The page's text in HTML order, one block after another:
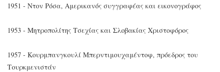
1951 - Ντον Ρόσα, Αμερικανός συγγραφέας και εικονογράφος
1953 - Μητροπολίτης Τσεχίας και Σλοβακίας Χριστοφόρος
1957 - Κουρμπανγκουλί Μπερντιμουχαμέντοφ, πρόεδρος του
Τουρκμενιστάν